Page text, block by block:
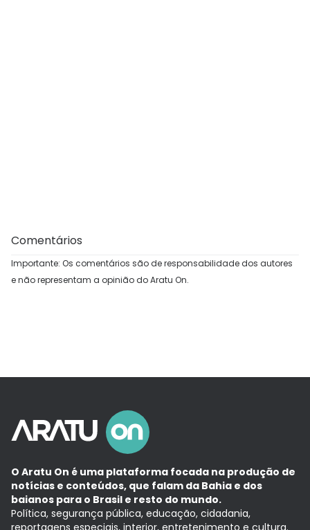
Comentários
Importante: Os comentários são de responsabilidade dos autores
e não representam a opinião do Aratu On.
O Aratu On é uma plataforma focada na produção de
notícias e conteúdos, que falam da Bahia e dos
baianos para o Brasil e resto do mundo.
Política, segurança pública, educação, cidadania,
reportagens especiais, interior, entretenimento e cultura.